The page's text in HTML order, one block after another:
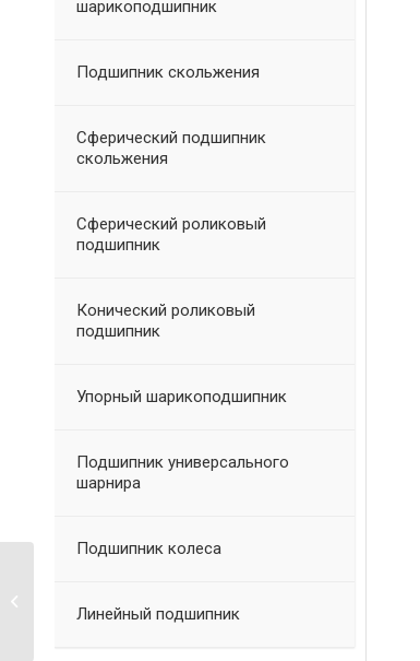
шарикоподшипник
Подшипник скольжения
Сферический подшипник
скольжения
Сферический роликовый
подшипник
Конический роликовый
подшипник
Упорный шарикоподшипник
Подшипник универсального
шарнира
Подшипник колеса
Линейный подшипник
Китайской